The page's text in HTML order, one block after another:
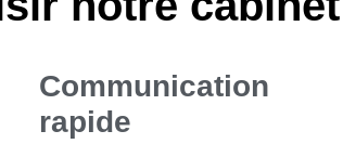
Communication
rapide